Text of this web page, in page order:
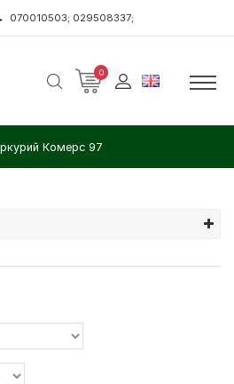
070010503; 029508337;
0
Комерс 97